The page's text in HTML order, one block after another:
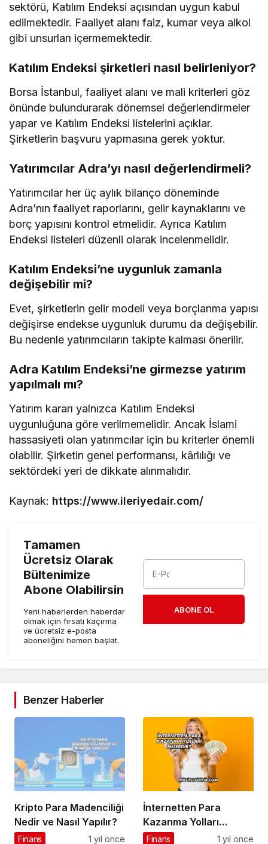
sektörü, Katılım Endeksi açısından uygun kabul
edilmektedir. Faaliyet alanı faiz, kumar veya alkol
gibi unsurları içermemektedir.
Katılım Endeksi şirketleri nasıl belirleniyor?
Borsa İstanbul, faaliyet alanı ve mali kriterleri göz
önünde bulundurarak dönemsel değerlendirmeler
yapar ve Katılım Endeksi listelerini açıklar.
Şirketlerin başvuru yapmasına gerek yoktur.
Yatırımcılar Adra’yı nasıl değerlendirmeli?
Yatırımcılar her üç aylık bilanço döneminde
Adra’nın faaliyet raporlarını, gelir kaynaklarını ve
borç yapısını kontrol etmelidir. Ayrıca Katılım
Endeksi listeleri düzenli olarak incelenmelidir.
Katılım Endeksi’ne uygunluk zamanla
değişebilir mi?
Evet, şirketlerin gelir modeli veya borçlanma yapısı
değişirse endekse uygunluk durumu da değişebilir.
Bu nedenle yatırımcıların takipte kalması önerilir.
Adra Katılım Endeksi’ne girmezse yatırım
yapılmalı mı?
Yatırım kararı yalnızca Katılım Endeksi
uygunluğuna göre verilmemelidir. Ancak İslami
hassasiyeti olan yatırımcılar için bu kriterler önemli
olabilir. Şirketin genel performansı, kârlılığı ve
sektördeki yeri de dikkate alınmalıdır.
Kaynak: https://www.ileriyedair.com/
Tamamen
Ücretsiz Olarak
Bültenimize
Abone Olabilirsin
Yeni haberlerden haberdar
olmak için fırsatı kaçırma
ve ücretsiz e-posta
aboneliğini hemen başlat.
ABONE OL
Benzer Haberler
Kripto Para Madenciliği
Nedir ve Nasıl Yapılır?
Finans 1 yıl önce
İnternetten Para
Kazanma Yolları
Nelerdir?
Finans 1 yıl önce